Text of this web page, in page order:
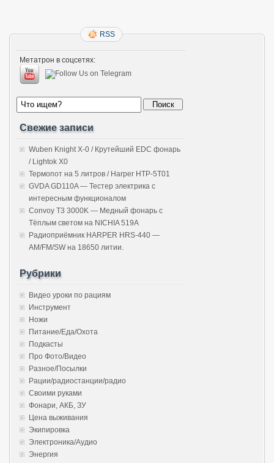
RSS
Метатрон в соцсетях:
Свежие записи
Wuben Knight X-0 / Крутейший EDC фонарь
/ Lightok X0
Термопот на 5 литров / Harper HTP-5T01
GVDA GD110A — Тестер электрика с
интересным функционалом
Convoy T3 3000K — Медный фонарь с
Тёплым светом на NICHIA 519A
Радиоприёмник HARPER HRS-440 —
AM/FM/SW на 18650 литии.
Рубрики
Видео уроки по рациям
Инструмент
Ножи
Питание/Еда/Охота
Подкасты
Про Фото/Видео
Разное/Посылки
Рации/радиостанции/радио
Своими руками
Фонари, АКБ, ЗУ
Цена выживания
Экипировка
Электроника/Аудио
Энергия